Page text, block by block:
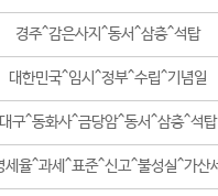
경주^감은사지^동서^삼층^석탑
대한민국^임시^정부^수립^기념일
대구^동화사^금당암^동서^삼층^석탑
세율^과세^표준^신고^불성실^가산세